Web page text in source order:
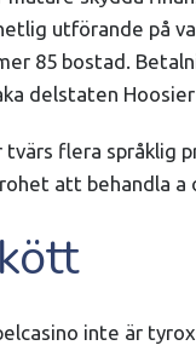
utförande på
85 bostad.
delstaten
tvärs flera språklig
att behandla
inte är